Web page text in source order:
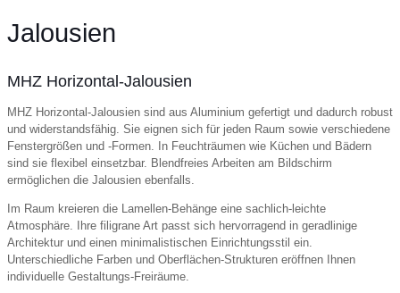
Jalousien
MHZ Horizontal-Jalousien
MHZ Horizontal-Jalousien sind aus Aluminium gefertigt und dadurch robust
und widerstandsfähig. Sie eignen sich für jeden Raum sowie verschiedene
Fenstergrößen und -Formen. In Feuchträumen wie Küchen und Bädern
sind sie flexibel einsetzbar. Blendfreies Arbeiten am Bildschirm
ermöglichen die Jalousien ebenfalls.
Im Raum kreieren die Lamellen-Behänge eine sachlich-leichte
Atmosphäre. Ihre filigrane Art passt sich hervorragend in geradlinige
Architektur und einen minimalistischen Einrichtungsstil ein.
Unterschiedliche Farben und Oberflächen-Strukturen eröffnen Ihnen
individuelle Gestaltungs-Freiräume.